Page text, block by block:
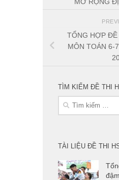
TỔNG HỢP ĐỀ
MÔN TOÁN 6-
TÌM KIẾM ĐỀ THI
Tìm
TÀI LIỆU ĐỀ THI